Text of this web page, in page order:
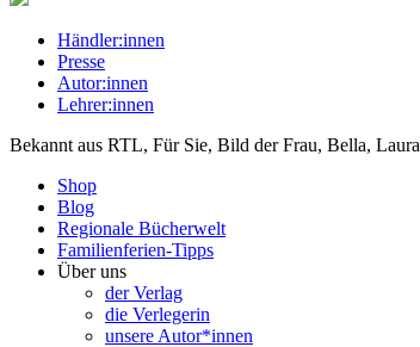
Händler:innen
Presse
Autor:innen
Lehrer:innen
Bekannt aus RTL, Für Sie, Bild der Frau, Bella, Laura
Shop
Blog
Regionale Bücherwelt
Familienferien-Tipps
Über uns
der Verlag
die Verlegerin
unsere Autor*innen